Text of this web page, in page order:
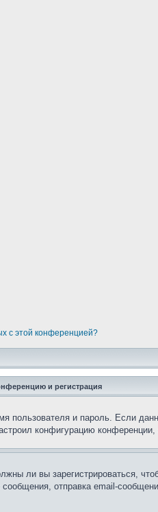
с этой конференцией?
и регистрация
и пароль. Если
конфигурацию
ли вы зарегистрироваться,
отправка email-